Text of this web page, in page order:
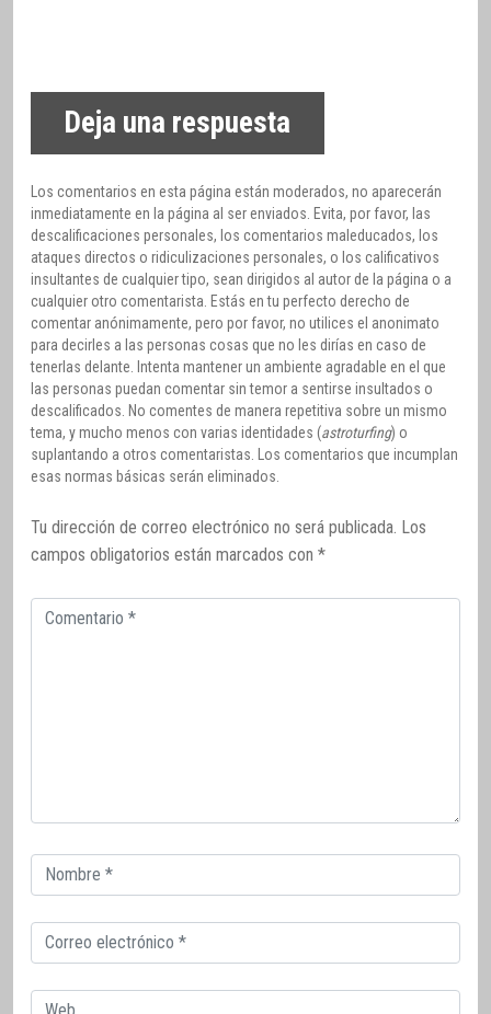
Deja una respuesta
Los comentarios en esta página están moderados, no aparecerán
inmediatamente en la página al ser enviados. Evita, por favor, las
descalificaciones personales, los comentarios maleducados, los
ataques directos o ridiculizaciones personales, o los calificativos
insultantes de cualquier tipo, sean dirigidos al autor de la página o a
cualquier otro comentarista. Estás en tu perfecto derecho de
comentar anónimamente, pero por favor, no utilices el anonimato
para decirles a las personas cosas que no les dirías en caso de
tenerlas delante. Intenta mantener un ambiente agradable en el que
las personas puedan comentar sin temor a sentirse insultados o
descalificados. No comentes de manera repetitiva sobre un mismo
tema, y mucho menos con varias identidades (astroturfing) o
suplantando a otros comentaristas. Los comentarios que incumplan
esas normas básicas serán eliminados.
Tu dirección de correo electrónico no será publicada. Los
campos obligatorios están marcados con *
Comentario
Correo
electrónico
Correo
electrónico
Web